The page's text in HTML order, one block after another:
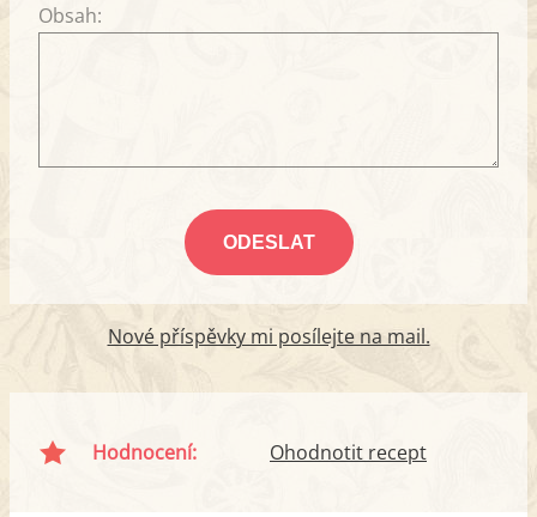
Obsah:
Nové příspěvky mi posílejte na mail.
Hodnocení: Ohodnotit recept